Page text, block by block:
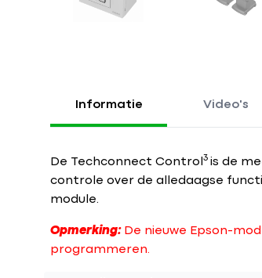
Informatie Video's
De Techconnect Control 3 is de
controle over de alledaagse
module.
Opmerking: De nieuwe Epson-
programmeren.